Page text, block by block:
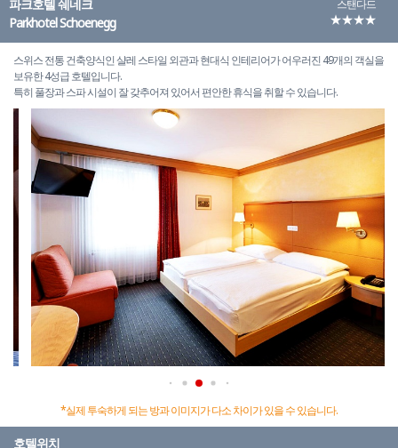
파크호텔 쉐네크
Parkhotel Schoenegg
스탠다드
★★★★
스위스 전통 건축양식인 샬레 스타일 외관과 현대식 인테리어가 어우러진 49개의 객실을
보유한 4성급 호텔입니다.
특히 풀장과 스파 시설이 잘 갖추어져 있어서 편안한 휴식을 취할 수 있습니다.
*실제 투숙하게 되는 방과 이미지가 다소 차이가 있을 수 있습니다.
호텔위치